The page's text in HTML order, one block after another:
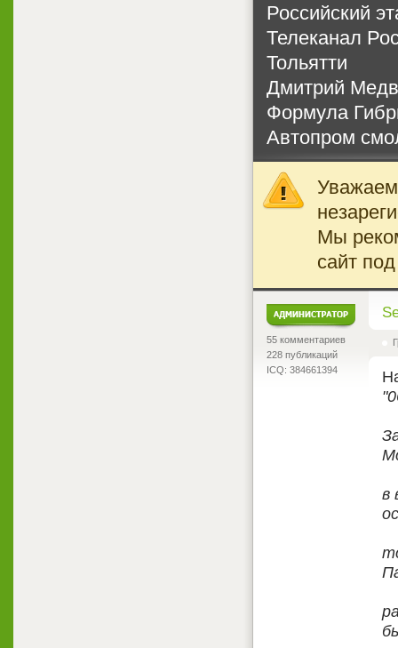
Российский
Телеканал
Тольятти
Дмитрий
Формула
Автопром
Мы
сайт
55 комментариев
228 публикаций
ICQ: 384661394
в